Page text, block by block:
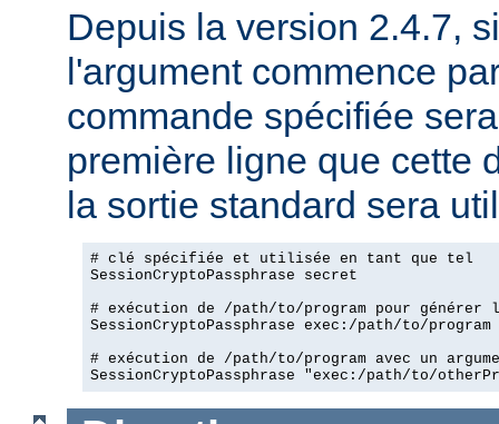
Depuis la version 2.4.7,
l'argument commence
commande spécifiée
première ligne que cette
la sortie standard sera
# clé spécifiée et utilisée en tant que tel
SessionCryptoPassphrase secret
# exécution de /path/to/program pour générer
SessionCryptoPassphrase exec:/path/to/program
# exécution de /path/to/program avec un
SessionCryptoPassphrase "exec:/path/to/